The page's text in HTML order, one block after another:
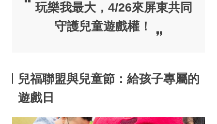
玩樂我最大，4/26來屏東共同
守護兒童遊戲權！
兒福聯盟與兒童節：給孩子專屬的
遊戲日